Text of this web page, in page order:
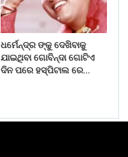
ଧର୍ମେନ୍ଦ୍ର ଙ୍କୁ ଦେଖିବାକୁ
ଯାଇଥିବା ଗୋବିନ୍ଦା ଗୋଟିଏ
ଦିନ ପରେ ହସ୍ପିଟାଲ ରେ…